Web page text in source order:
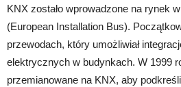
KNX zostało wprowadzone na rynek
(European Installation Bus).
przewodach, który umożliwiał
elektrycznych w budynkach. W 1999
przemianowane na KNX, aby